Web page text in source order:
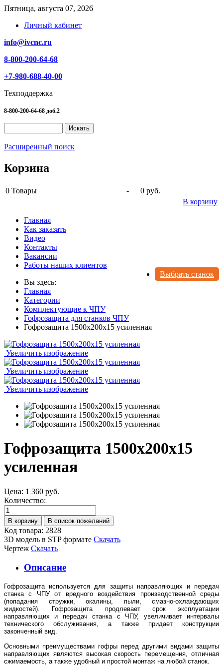
Пятница, августа 07, 2026
Личный кабинет
info@ivcnc.ru
8-800-200-64-68
+7-980-688-40-00
Техподдержка
8-800-200-64-68 доб.2
Расширенный поиск
Корзина
0 Товары -
0 руб.
В корзину
Главная
Как заказать
Видео
Контакты
Вакансии
Работы наших клиентов
Выбрать станок
Вы здесь:
Главная
Категории
Комплектующие к ЧПУ
Гофрозащита для станков ЧПУ
Гофрозащита 1500x200х15 усиленная
Увеличить изображение
Увеличить изображение
Увеличить изображение
Гофрозащита 1500x200х15
усиленная
Цена: 1 360 руб.
Количество:
Код товара: 2828
3D модель в STP формате Скачать
Чертеж Скачать
Описание
Гофрозащита используется для защиты направляющих и передач
станка с ЧПУ от вредного воздействия производственной среды
(попадания стружки, окалины, пыли, смазно-охлаждающих
жидкостей). Гофрозащита продлевает срок эксплуатации
направляющих и передач станка с ЧПУ, увеличивает интервалы
технического обслуживания, а также придает конструкции
законченный вид.
Основными преимуществами гофры перед другими видами защиты
направляющих являются высокая скорость перемещения, отличная
сжимаемость, а также удобный и простой монтаж на любой станок.